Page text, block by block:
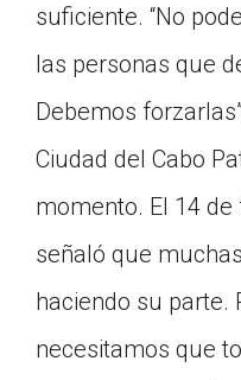
suficiente. “No
las personas que
Debemos
Ciudad del Cabo
momento. El 14
señaló que
haciendo su parte.
necesitamos que